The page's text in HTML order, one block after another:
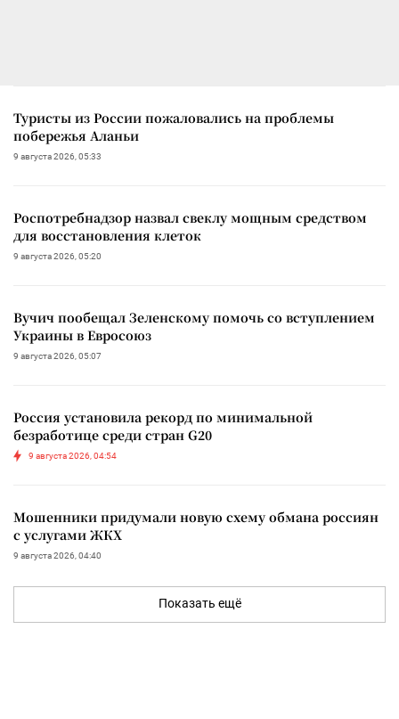
Туристы из России пожаловались на проблемы
побережья Аланьи
9 августа 2026, 05:33
Роспотребнадзор назвал свеклу мощным средством
для восстановления клеток
9 августа 2026, 05:20
Вучич пообещал Зеленскому помочь со вступлением
Украины в Евросоюз
9 августа 2026, 05:07
Россия установила рекорд по минимальной
безработице среди стран G20
9 августа 2026, 04:54
Мошенники придумали новую схему обмана россиян
с услугами ЖКХ
9 августа 2026, 04:40
Показать ещё